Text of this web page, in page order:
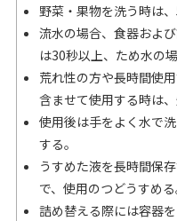
野菜・果物を洗う時は
流水の場合、食器およ
は30秒以上、ため水の
荒れ性の方や長時間使
含ませて使用する時は
使用後は手をよく水で
する。
うすめた液を長時間保
で、使用のつどうすめる
詰め替える際には容器